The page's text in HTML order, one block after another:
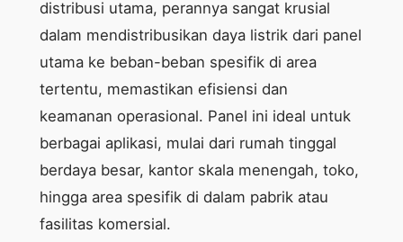
distribusi utama, perannya sangat krusial
dalam mendistribusikan daya listrik dari panel
utama ke beban-beban spesifik di area
tertentu, memastikan efisiensi dan
keamanan operasional. Panel ini ideal untuk
berbagai aplikasi, mulai dari rumah tinggal
berdaya besar, kantor skala menengah, toko,
hingga area spesifik di dalam pabrik atau
fasilitas komersial.